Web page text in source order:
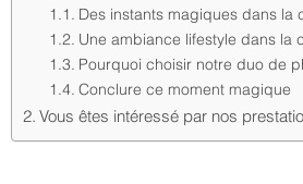
Des instants magiques dans la
Une ambiance lifestyle dans la
Pourquoi choisir notre duo de
Conclure ce moment magique
Vous êtes intéressé par nos